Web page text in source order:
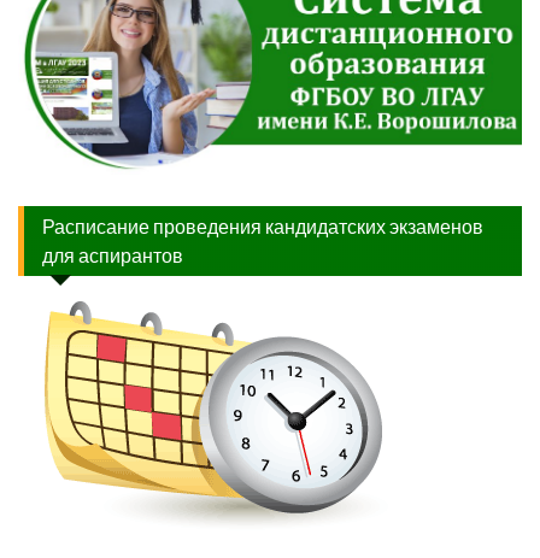
Расписание проведения кандидатских экзаменов
для аспирантов